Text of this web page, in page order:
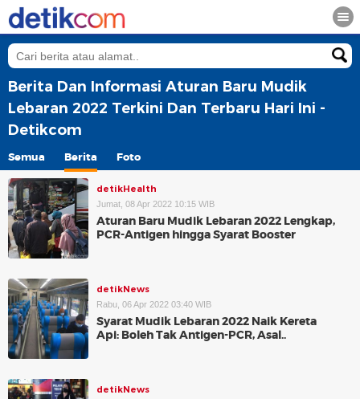
Berita Dan Informasi Aturan Baru Mudik
Lebaran 2022 Terkini Dan Terbaru Hari Ini -
Detikcom
Semua Berita Foto
detikHealth
Jumat, 08 Apr 2022 10:15 WIB
Aturan Baru Mudik Lebaran 2022 Lengkap,
PCR-Antigen hingga Syarat Booster
detikNews
Rabu, 06 Apr 2022 03:40 WIB
Syarat Mudik Lebaran 2022 Naik Kereta
Api: Boleh Tak Antigen-PCR, Asal..
detikNews